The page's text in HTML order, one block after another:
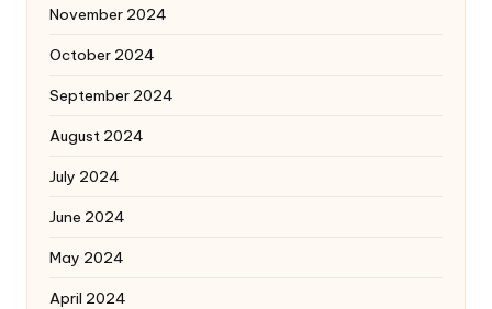
November 2024
October 2024
September 2024
August 2024
July 2024
June 2024
May 2024
April 2024